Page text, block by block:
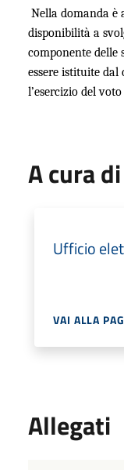
Nella domanda è
disponibilità a
componente delle
essere istituite
l’esercizio del
A cura di
Ufficio
VAI ALLA
Allegati